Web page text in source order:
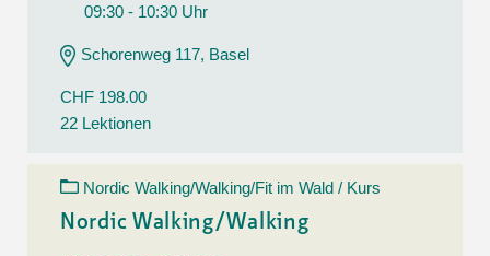
09:30 - 10:30 Uhr
Schorenweg 117, Basel
CHF 198.00
22 Lektionen
Nordic Walking/Walking/Fit im Wald / Kurs
Nordic Walking/Walking